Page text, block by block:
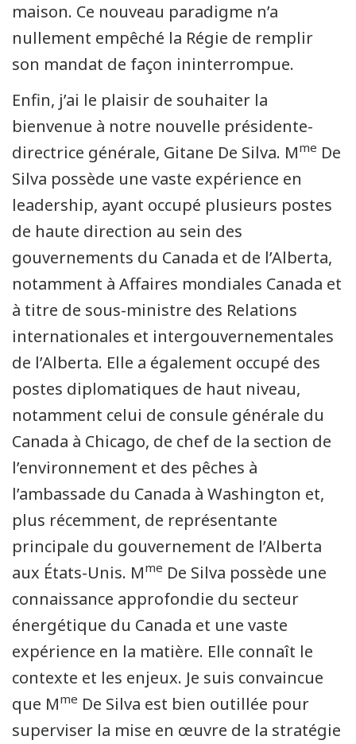
maison. Ce nouveau paradigme n’a
nullement empêché la Régie de remplir
son mandat de façon ininterrompue.
Enfin, j’ai le plaisir de souhaiter la
bienvenue à notre nouvelle présidente-
directrice générale, Gitane De Silva. Mme De
Silva possède une vaste expérience en
leadership, ayant occupé plusieurs postes
de haute direction au sein des
gouvernements du Canada et de l’Alberta,
notamment à Affaires mondiales Canada et
à titre de sous-ministre des Relations
internationales et intergouvernementales
de l’Alberta. Elle a également occupé des
postes diplomatiques de haut niveau,
notamment celui de consule générale du
Canada à Chicago, de chef de la section de
l’environnement et des pêches à
l’ambassade du Canada à Washington et,
plus récemment, de représentante
principale du gouvernement de l’Alberta
aux États-Unis. Mme De Silva possède une
connaissance approfondie du secteur
énergétique du Canada et une vaste
expérience en la matière. Elle connaît le
contexte et les enjeux. Je suis convaincue
que Mme De Silva est bien outillée pour
superviser la mise en œuvre de la stratégie